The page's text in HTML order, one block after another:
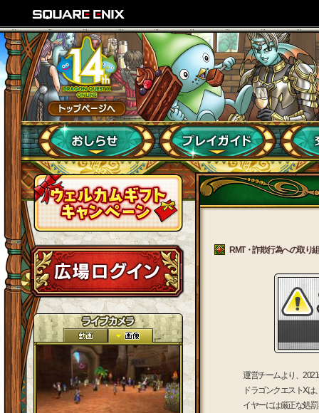
RMT・詐欺行為への取り
運営チームより、
ドラゴンクエストX
イヤーには厳正な処